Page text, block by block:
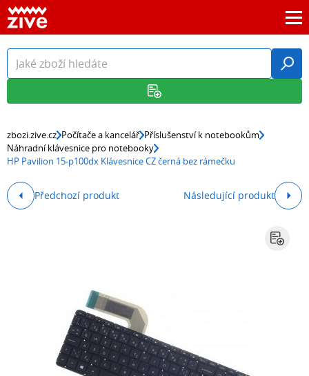
zbozi.zive.cz Počítače a kancelář Příslušenství k notebookům
Náhradní klávesnice pro notebooky
HP Pavilion 15-p100dx Klávesnice CZ černá bez rámečku
Předchozí produkt Následující produkt